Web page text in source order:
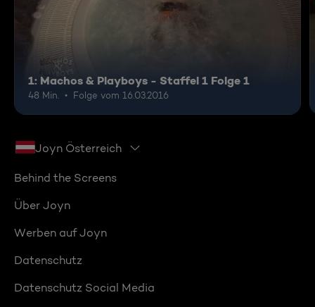
1: Machos & Playboys - Staffel 1 Folge 1
48 Min. Folge vom 16.03.2016
Joyn Österreich
Behind the Screens
Über Joyn
Werben auf Joyn
Datenschutz
Datenschutz Social Media